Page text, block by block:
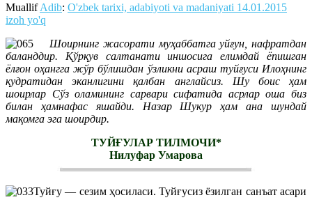
MuallifAdib: O'zbek tarixi, adabiyoti va madaniyati 14.01.2015
izoh yo'q
Шоирнинг жасорати муҳаббатга уйғун, нафратдан
баланддир. Қўрқув салтанати иншосига елимдай ёпишган
ёлғон оҳангга жўр бўлишдан ўзликни асраш туйғуси Илоҳнинг
қудратидан эканлигини қалбан англайсиз. Шу боис ҳам
шоирлар Сўз оламининг сарвари сифатида асрлар оша биз
билан ҳамнафас яшайди. Назар Шукур ҳам ана шундай
мақомга эга шоирдир.
ТУЙҒУЛАР ТИЛМОЧИ*
Нилуфар Умарова
Туйғу — сезим ҳосиласи. Туйғусиз ёзилган санъат асари